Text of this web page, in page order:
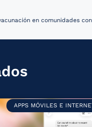
APPS MÓVILES E